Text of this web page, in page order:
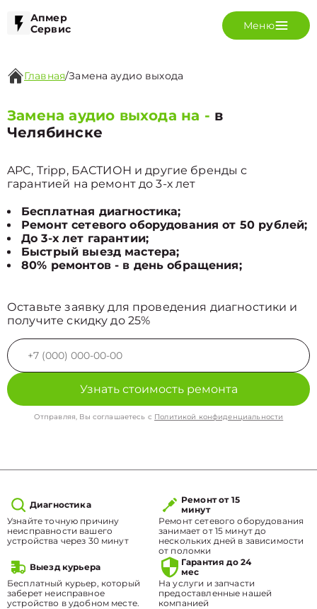
Апмер
Сервис
Меню
Главная/Замена аудио выхода
Замена аудио выхода на - в
Челябинске
APC, Tripp, БАСТИОН и другие бренды с
гарантией на ремонт до 3-х лет
Бесплатная диагностика;
Ремонт сетевого оборудования от 50 рублей;
До 3-х лет гарантии;
Быстрый выезд мастера;
80% ремонтов - в день обращения;
Оставьте заявку для проведения диагностики и
получите скидку до 25%
Узнать стоимость ремонта
Отправляя, Вы соглашаетесь с Политикой конфиденциальности
Диагностика
Узнайте точную причину
неисправности вашего
устройства через 30 минут
Ремонт от 15
минут
Ремонт сетевого оборудования
занимает от 15 минут до
нескольких дней в зависимости
от поломки
Выезд курьера
Бесплатный курьер, который
заберет неисправное
устройство в удобном месте.
Гарантия до 24
мес
На услуги и запчасти
предоставленные нашей
компанией